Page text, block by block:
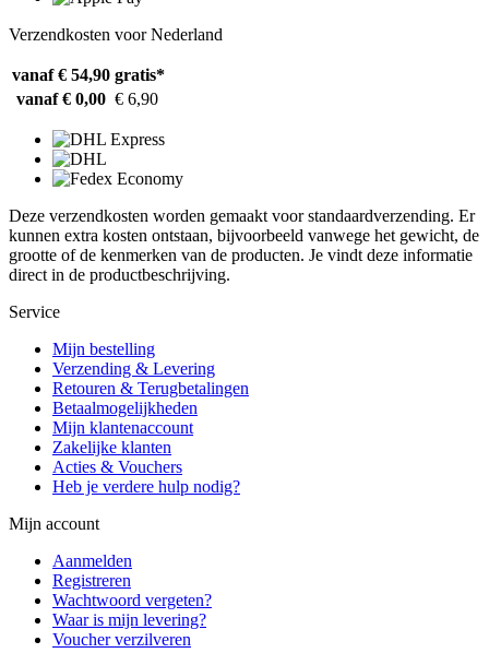
Verzendkosten voor Nederland
vanaf € 54,90 gratis*
vanaf € 0,00 € 6,90
Deze verzendkosten worden gemaakt voor standaardverzending. Er
kunnen extra kosten ontstaan, bijvoorbeeld vanwege het gewicht, de
grootte of de kenmerken van de producten. Je vindt deze informatie
direct in de productbeschrijving.
Service
Mijn bestelling
Verzending & Levering
Retouren & Terugbetalingen
Betaalmogelijkheden
Mijn klantenaccount
Zakelijke klanten
Acties & Vouchers
Heb je verdere hulp nodig?
Mijn account
Aanmelden
Registreren
Wachtwoord vergeten?
Waar is mijn levering?
Voucher verzilveren